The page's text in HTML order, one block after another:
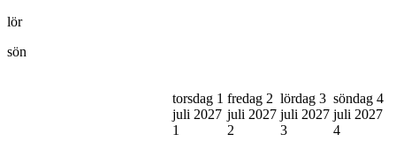
lör
sön
torsdag 1
juli 2027
1
fredag 2
juli 2027
2
lördag 3
juli 2027
3
söndag 4
juli 2027
4